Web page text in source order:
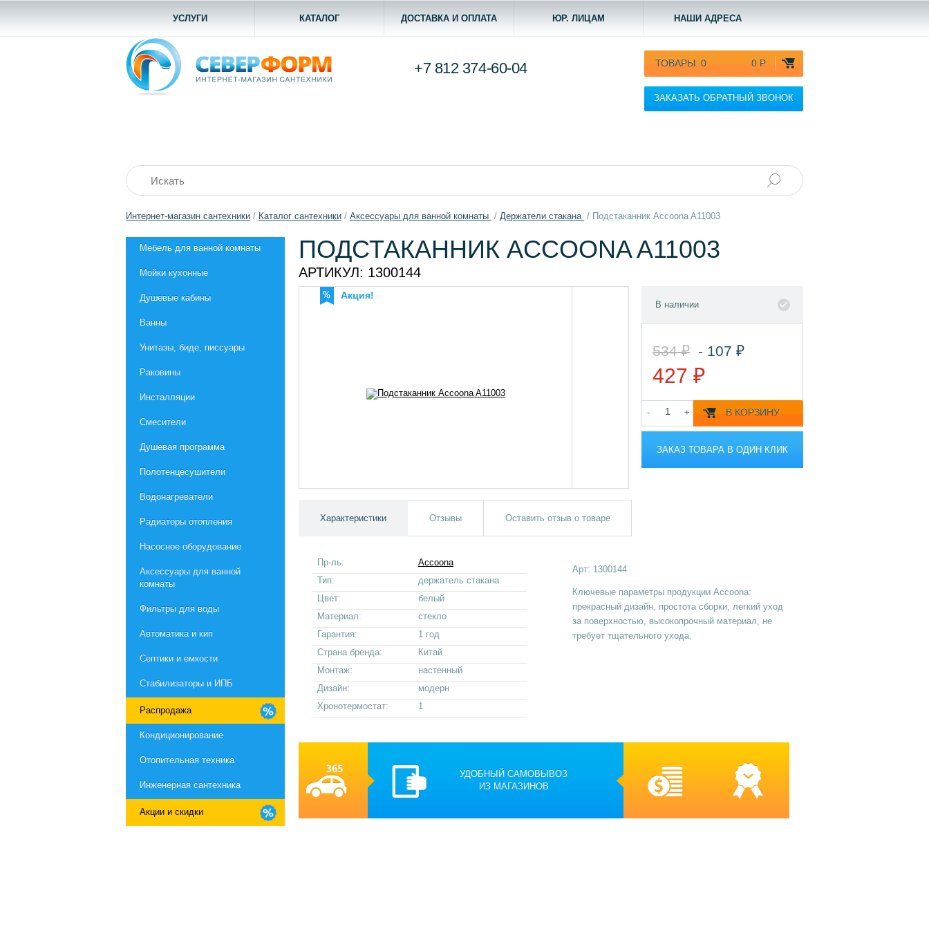
УСЛУГИ КАТАЛОГ ДОСТАВКА И ОПЛАТА ЮР. ЛИЦАМ НАШИ АДРЕСА
ТОВАРЫ: 0 0 Р.
ЗАКАЗАТЬ ОБРАТНЫЙ ЗВОНОК
+7 812 374-60-04
Интернет-магазин сантехники / Каталог сантехники / Aксессуары для ванной комнаты / Держатели стакана / Подстаканник Accoona A11003
Мебель для ванной комнаты
Мойки кухонные
Душевые кабины
Ванны
Унитазы, биде, писсуары
Раковины
Инсталляции
Смесители
Душевая программа
Полотенцесушители
Водонагреватели
Радиаторы отопления
Насосное оборудование
Aксессуары для ванной
комнаты
Фильтры для воды
Автоматика и кип
Септики и емкости
Стабилизаторы и ИПБ
Распродажа
Кондиционирование
Отопительная техника
Инженерная сантехника
Акции и скидки
ПОДСТАКАННИК ACCOONA A11003
АРТИКУЛ: 1300144
Акция!
В наличии
534 ₽ - 107 ₽
427 ₽
- + В КОРЗИНУ
ЗАКАЗ ТОВАРА В ОДИН КЛИК
Характеристики Отзывы Оставить отзыв о товаре
Пр-ль:
Accoona
Тип:
держатель стакана
Цвет:
белый
Материал:
стекло
Гарантия:
1 год
Страна бренда:
Китай
Монтаж:
настенный
Дизайн:
модерн
Хронотермостат:
1
Арт: 1300144
Ключевые параметры продукции Accoona:
прекрасный дизайн, простота сборки, легкий уход
за поверхностью, высокопрочный материал, не
требует тщательного ухода.
УДОБНЫЙ САМОВЫВОЗ
ИЗ МАГАЗИНОВ